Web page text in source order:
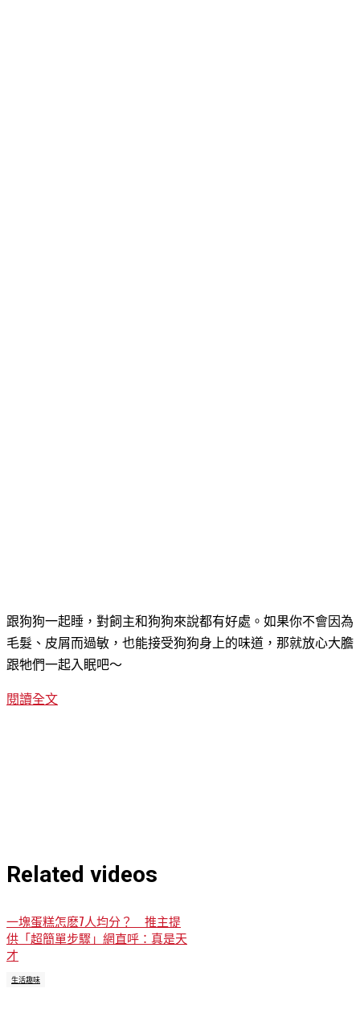
跟狗狗一起睡，對飼主和狗狗來說都有好處。如果你不會因為
毛髮、皮屑而過敏，也能接受狗狗身上的味道，那就放心大膽
跟牠們一起入眠吧～
閱讀全文
Related videos
一塊蛋糕怎麽7人均分？ 推主提
供「超簡單步驟」網直呼：真是天
才
生活趣味